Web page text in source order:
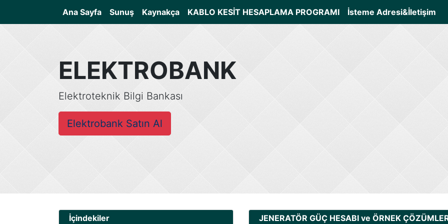
Ana Sayfa(current)
Sunuş Kaynakça KABLO KESİT HESAPLAMA PROGRAMI İsteme Adresi&İletişim
ELEKTROBANK
Elektroteknik Bilgi Bankası
Elektrobank Satın Al
İçindekiler JENERATÖR GÜÇ HESABI ve ÖRNEK